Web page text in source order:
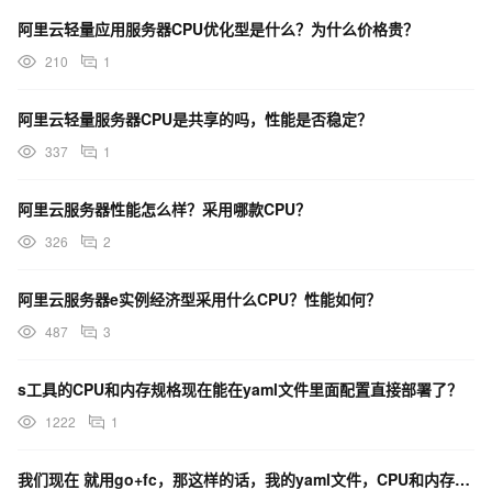
阿里云轻量应用服务器CPU优化型是什么？为什么价格贵？
210 1
阿里云轻量服务器CPU是共享的吗，性能是否稳定？
337 1
阿里云服务器性能怎么样？采用哪款CPU？
326 2
阿里云服务器e实例经济型采用什么CPU？性能如何？
487 3
s工具的CPU和内存规格现在能在yaml文件里面配置直接部署了？
1222 1
我们现在 就用go+fc，那这样的话，我的yaml文件，CPU和内存的配置要怎么写呢？